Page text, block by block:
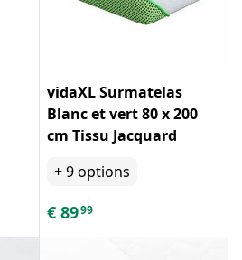
vidaXL Surmatelas
Blanc et vert 80 x 200
cm Tissu Jacquard
+9options
€ 8999